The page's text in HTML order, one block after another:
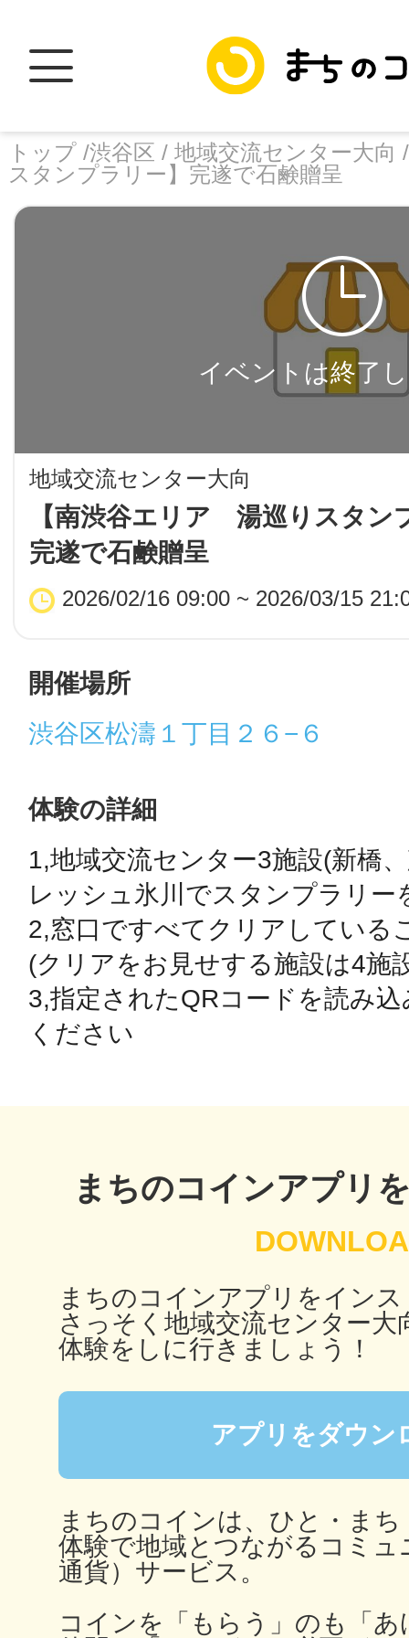
トップ /渋谷区 / 地域交流センター大向
スタンプラリー】完遂で石鹸贈呈
イベントは終了
地域交流センター大向
【南渋谷エリア 湯巡りスタン
完遂で石鹸贈呈
2026/02/16 09:00 ~ 2026/03/15
LINE
SMS
開催場所
渋谷区松濤１丁目２６−６
体験の詳細
1,地域交流センター3施設(新橋
レッシュ氷川でスタンプラリー
2,窓口ですべてクリアしている
(クリアをお見せする施設は4施
3,指定されたQRコードを読み
ください
まちのコインアプリ
まちのコインアプリをイン
さっそく地域交流センター大
体験をしに行きましょう！
アプリをダウン
まちのコインは、ひと・ま
体験で地域とつながるコミュ
通貨）サービス。
コインを「もらう」のも「
加盟スポットに
地域に導入を
鴻巣
池袋
秋葉原
シモキ